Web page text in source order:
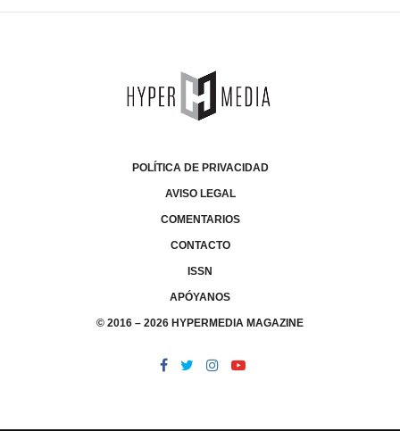
POLÍTICA DE PRIVACIDAD
AVISO LEGAL
COMENTARIOS
CONTACTO
ISSN
APÓYANOS
© 2016 – 2026 HYPERMEDIA MAGAZINE